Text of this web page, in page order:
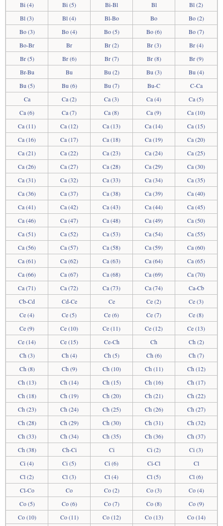
Bi (4)
Bi (5) Bi-Bl Bl
Bl (2)
Bl (3)
Bl (4) Bl-Bo Bo
Bo (2)
Bo (3)
Bo (4) Bo (5) Bo (6)
Bo (7)
Bo-Br
Br Br (2) Br (3)
Br (4)
Br (5)
Br (6) Br (7) Br (8)
Br (9)
Br-Bu
Bu Bu (2) Bu (3)
Bu (4)
Bu (5)
Bu (6) Bu (7) Bu-C
C-Ca
Ca
Ca (2) Ca (3) Ca (4)
Ca (5)
Ca (6)
Ca (7) Ca (8) Ca (9)
Ca (10)
Ca (11)
Ca (12) Ca (13) Ca (14)
Ca (15)
Ca (16)
Ca (17) Ca (18) Ca (19)
Ca (20)
Ca (21)
Ca (22) Ca (23) Ca (24)
Ca (25)
Ca (26)
Ca (27) Ca (28) Ca (29)
Ca (30)
Ca (31)
Ca (32) Ca (33) Ca (34)
Ca (35)
Ca (36)
Ca (37) Ca (38) Ca (39)
Ca (40)
Ca (41)
Ca (42) Ca (43) Ca (44)
Ca (45)
Ca (46)
Ca (47) Ca (48) Ca (49)
Ca (50)
Ca (51)
Ca (52) Ca (53) Ca (54)
Ca (55)
Ca (56)
Ca (57) Ca (58) Ca (59)
Ca (60)
Ca (61)
Ca (62) Ca (63) Ca (64)
Ca (65)
Ca (66)
Ca (67) Ca (68) Ca (69)
Ca (70)
Ca (71)
Ca (72) Ca (73) Ca (74)
Ca-Cb
Cb-Cd
Cd-Ce Ce Ce (2)
Ce (3)
Ce (4)
Ce (5) Ce (6) Ce (7)
Ce (8)
Ce (9)
Ce (10) Ce (11) Ce (12)
Ce (13)
Ce (14)
Ce (15) Ce-Ch Ch
Ch (2)
Ch (3)
Ch (4) Ch (5) Ch (6)
Ch (7)
Ch (8)
Ch (9) Ch (10) Ch (11)
Ch (12)
Ch (13)
Ch (14) Ch (15) Ch (16)
Ch (17)
Ch (18)
Ch (19) Ch (20) Ch (21)
Ch (22)
Ch (23)
Ch (24) Ch (25) Ch (26)
Ch (27)
Ch (28)
Ch (29) Ch (30) Ch (31)
Ch (32)
Ch (33)
Ch (34) Ch (35) Ch (36)
Ch (37)
Ch (38)
Ch-Ci Ci Ci (2)
Ci (3)
Ci (4)
Ci (5) Ci (6) Ci-Cl
Cl
Cl (2)
Cl (3) Cl (4) Cl (5)
Cl (6)
Cl-Co
Co Co (2) Co (3)
Co (4)
Co (5)
Co (6) Co (7) Co (8)
Co (9)
Co (10)
Co (11) Co (12) Co (13)
Co (14)